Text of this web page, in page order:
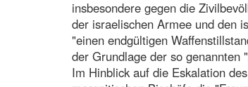
insbesondere gegen die
der israelischen Armee und den
"einen endgültigen
der Grundlage der so genannten
Im Hinblick auf die Eskalation